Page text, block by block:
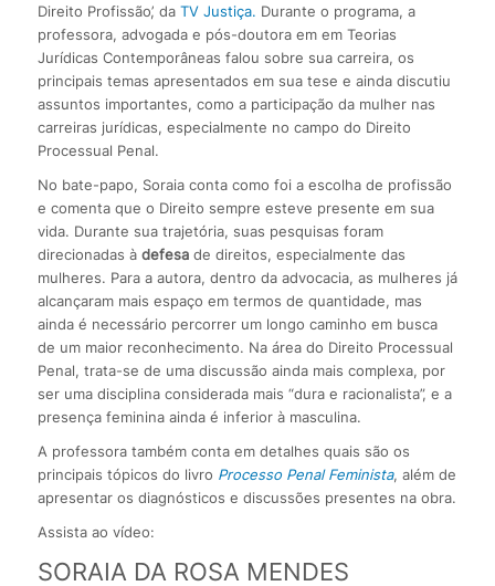
Direito Profissão’, da TV Justiça. Durante o programa, a
professora, advogada e pós-doutora em em Teorias
Jurídicas Contemporâneas falou sobre sua carreira, os
principais temas apresentados em sua tese e ainda discutiu
assuntos importantes, como a participação da mulher nas
carreiras jurídicas, especialmente no campo do Direito
Processual Penal.
No bate-papo, Soraia conta como foi a escolha de profissão
e comenta que o Direito sempre esteve presente em sua
vida. Durante sua trajetória, suas pesquisas foram
direcionadas à defesade direitos, especialmente das
mulheres. Para a autora, dentro da advocacia, as mulheres já
alcançaram mais espaço em termos de quantidade, mas
ainda é necessário percorrer um longo caminho em busca
de um maior reconhecimento. Na área do Direito Processual
Penal, trata-se de uma discussão ainda mais complexa, por
ser uma disciplina considerada mais “dura e racionalista”, e a
presença feminina ainda é inferior à masculina.
A professora também conta em detalhes quais são os
principais tópicos do livro Processo Penal Feminista, além de
apresentar os diagnósticos e discussões presentes na obra.
Assista ao vídeo:
SORAIA DA ROSA MENDES